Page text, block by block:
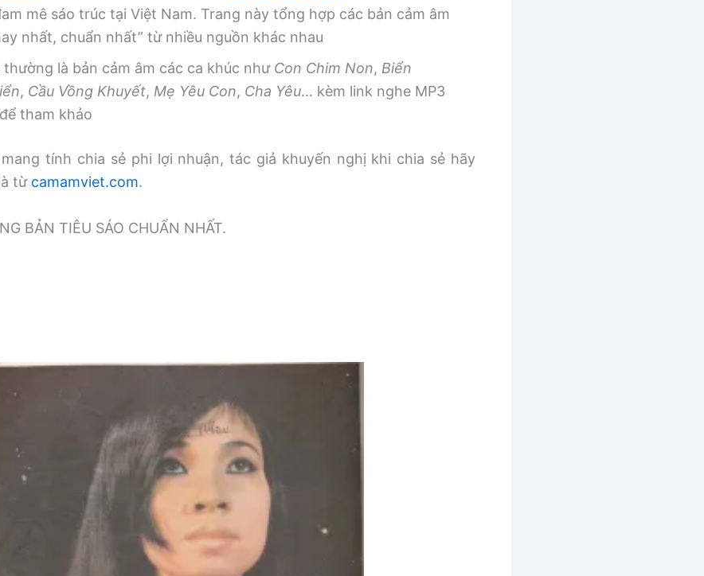
mê sáo trúc tại Việt Nam. Trang này tổng hợp các bản cảm âm
nhất, chuẩn nhất” từ nhiều nguồn khác nhau
thường là bản cảm âm các ca khúc như Con Chim Non, Biển
, Cầu Vồng Khuyết, Mẹ Yêu Con, Cha Yêu… kèm link nghe MP3
tham khảo
tính chia sẻ phi lợi nhuận, tác giả khuyến nghị khi chia sẻ hãy
từ camamviet.com.
BẢN TIÊU SÁO CHUẨN NHẤT.